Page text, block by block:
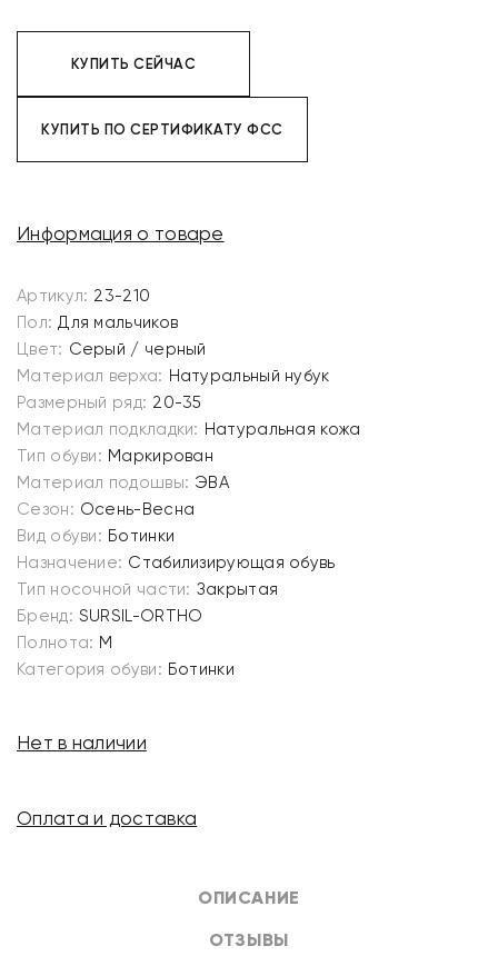
ОПИСАНИЕ
ОТЗЫВЫ
КУПИТЬ СЕЙЧАС
КУПИТЬ ПО СЕРТИФИКАТУ ФСС
Информация о товаре
Артикул: 23-210
Пол: Для мальчиков
Цвет: Серый / черный
Материал верха: Натуральный нубук
Размерный ряд: 20-35
Материал подкладки: Натуральная кожа
Тип обуви: Маркирован
Материал подошвы: ЭВА
Сезон: Осень-Весна
Вид обуви: Ботинки
Назначение: Стабилизирующая обувь
Тип носочной части: Закрытая
Бренд: SURSIL-ORTHO
Полнота: M
Категория обуви: Ботинки
Нет в наличии
Оплата и доставка